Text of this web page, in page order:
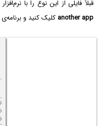
قبلاً فایلی از این نوع را با
another app کلیک کنید و